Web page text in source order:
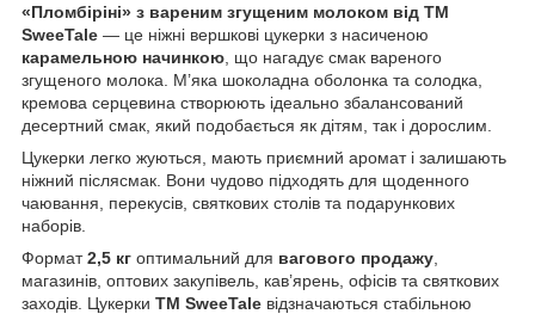
«Пломбіріні» з вареним згущеним молоком від ТМ
SweeTale — це ніжні вершкові цукерки з насиченою
карамельною начинкою , що нагадує смак вареного
згущеного молока. М’яка шоколадна оболонка та солодка,
кремова серцевина створюють ідеально збалансований
десертний смак, який подобається як дітям, так і дорослим.
Цукерки легко жуються, мають приємний аромат і залишають
ніжний післясмак. Вони чудово підходять для щоденного
чаювання, перекусів, святкових столів та подарункових
наборів.
Формат2,5 кг оптимальний для вагового продажу
магазинів, оптових закупівель, кав’ярень, офісів та святкових
заходів. Цукерки ТМ SweeTale відзначаються стабільною